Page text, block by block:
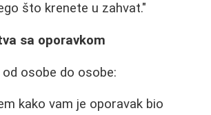
što krenete u zahvat."
sa oporavkom
osobe do osobe:
kako vam je oporavak bio